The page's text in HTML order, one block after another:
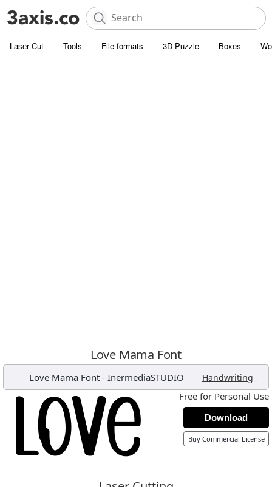
Laser Cut Tools File formats 3D Puzzle Boxes
Love Mama Font
Love Mama Font - InermediaSTUDIO Handwriting ,
Free for Personal Use
Download
Buy Commercial License